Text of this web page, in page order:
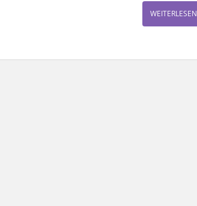
WEITERLESEN